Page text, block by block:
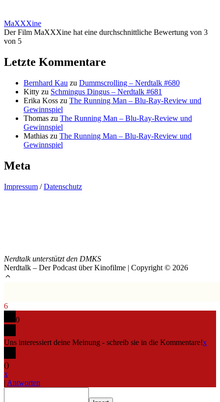
MaXXXine
Der Film MaXXXine hat eine durchschnittliche Bewertung von 3
von 5
Letzte Kommentare
Bernhard Kau zu Dummscrolling – Nerdtalk #680
Kitty zu Schmingus Dingus – Nerdtalk #681
Erika Koss zu The Running Man – Blu-Ray-Review und
Gewinnspiel
Thomas zu The Running Man – Blu-Ray-Review und
Gewinnspiel
Mathias zu The Running Man – Blu-Ray-Review und
Gewinnspiel
Meta
Impressum /Datenschutz
Nerdtalk unterstützt den DMKS
Nerdtalk – Der Podcast über Kinofilme | Copyright © 2026
6
0
Uns interessiert deine Meinung - schreib sie in die Kommentare!x
()
x
| Antworten